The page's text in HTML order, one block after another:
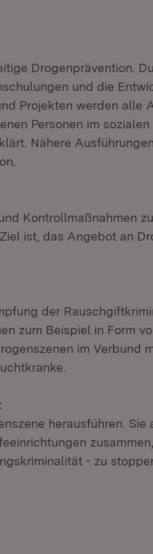
Drogenprävention.
und die
Projekten werden alle
Personen im
Nähere
Kontrollmaßnahmen
ist, das Angebot an
der
zum Beispiel in Form
im Verbund
herausführen. Sie
- zu